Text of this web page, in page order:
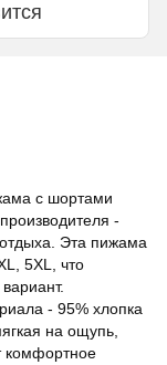
с шортами
-
Эта пижама
5XL, что
- 95% хлопка
на ощупь,
комфортное